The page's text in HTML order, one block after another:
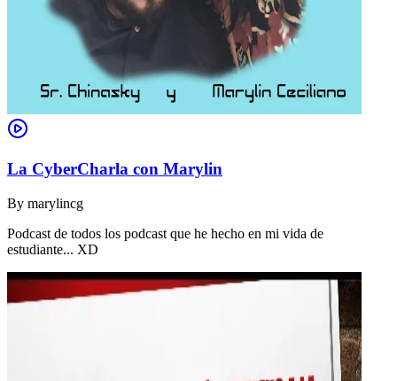
La CyberCharla con Marylin
By marylincg
Podcast de todos los podcast que he hecho en mi vida de
estudiante... XD